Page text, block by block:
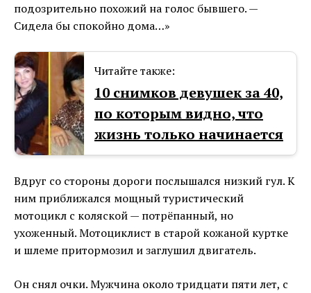
подозрительно похожий на голос бывшего. —
Сидела бы спокойно дома…»
Читайте также:
10 снимков девушек за 40,
по которым видно, что
жизнь только начинается
Вдруг со стороны дороги послышался низкий гул. К
ним приближался мощный туристический
мотоцикл с коляской — потрёпанный, но
ухоженный. Мотоциклист в старой кожаной куртке
и шлеме притормозил и заглушил двигатель.
Он снял очки. Мужчина около тридцати пяти лет, с